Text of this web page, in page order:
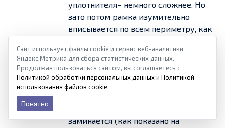
уплотнителя– немного сложнее. Но
зато потом рамка изумительно
вписывается по всем периметру, как
Качество на высоте, рекомендую!
Юбка заправляется по очередной
стороне.
заминается (как показано на
Сайт использует файлы cookie и сервис веб-аналитики
Яндекс.Метрика для сбора статистических данных.
Продолжая пользоваться сайтом, вы соглашаетесь с
Политикой обработки персональных данных и Политикой
использования файлов cookie.
Понятно